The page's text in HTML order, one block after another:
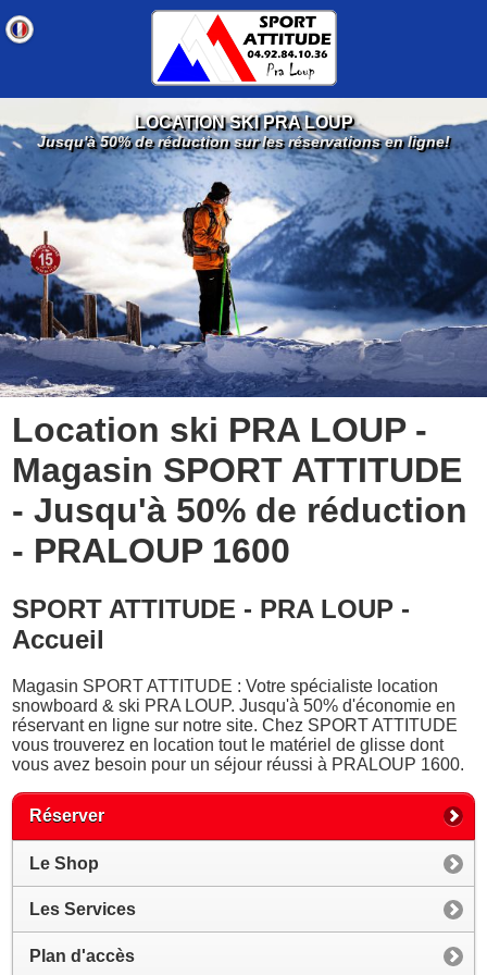
LOCATION SKI PRA LOUP
Jusqu'à 50% de réduction sur les réservations en ligne!
Location ski PRA LOUP -
Magasin SPORT ATTITUDE
- Jusqu'à 50% de réduction
- PRALOUP 1600
SPORT ATTITUDE - PRA LOUP -
Accueil
Magasin SPORT ATTITUDE : Votre spécialiste location
snowboard & ski PRA LOUP. Jusqu'à 50% d'économie en
réservant en ligne sur notre site. Chez SPORT ATTITUDE
vous trouverez en location tout le matériel de glisse dont
vous avez besoin pour un séjour réussi à PRALOUP 1600.
Réserver
Le Shop
Les Services
Plan d'accès